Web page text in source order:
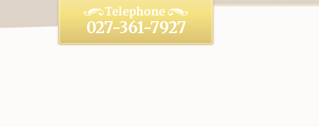
027-361-7927